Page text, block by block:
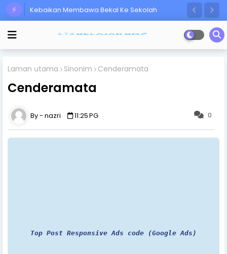
Kebaikan Membawa Bekal Ke Sekolah
Laman utama Sinonim Cenderamata
Cenderamata
0
nazri 11:25 PG
Top Post Responsive Ads code (Google Ads)